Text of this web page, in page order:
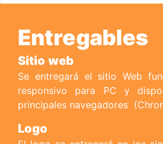
Entregables
Sitio web
Se entregará el sitio Web
responsivo para PC y
principales navegadores
Logo